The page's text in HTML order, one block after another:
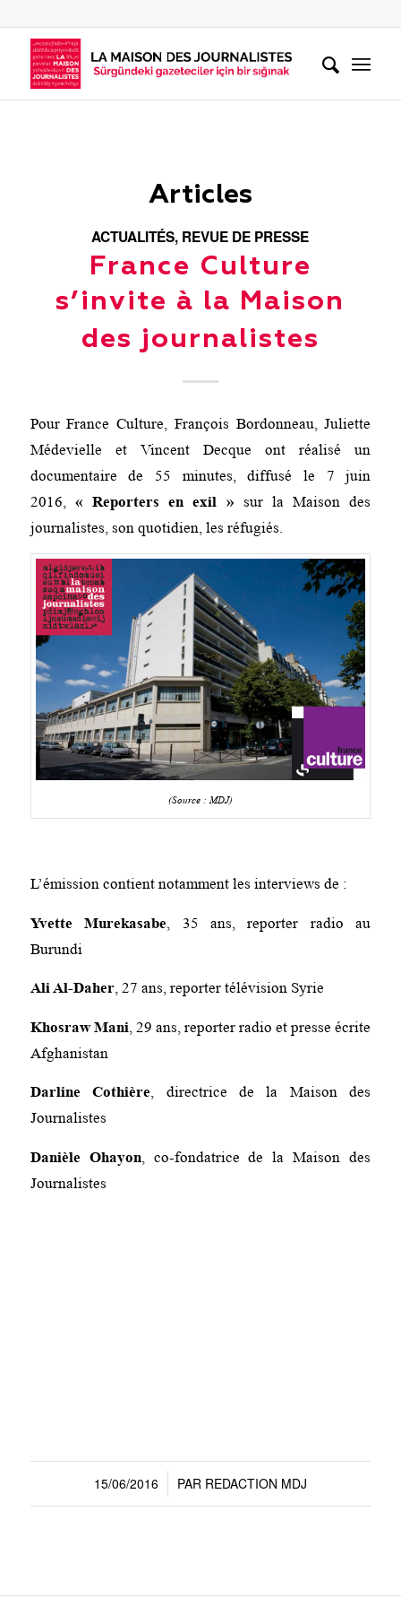
Articles
ACTUALITÉS, REVUE DE PRESSE
France Culture
s’invite à la Maison
des journalistes
Pour France Culture, François Bordonneau, Juliette
Médevielle et Vincent Decque ont réalisé un
documentaire de 55 minutes, diffusé le 7 juin
2016, « Reporters en exil » sur la Maison des
journalistes, son quotidien, les réfugiés.
(Source : MDJ)
L’émission contient notamment les interviews de :
Yvette Murekasabe , 35 ans, reporter radio au
Burundi
Ali Al-Daher, 27 ans, reporter télévision Syrie
Khosraw Mani, 29 ans, reporter radio et presse écrite
Afghanistan
Darline Cothière, directrice de la Maison des
Journalistes
Danièle Ohayon, co-fondatrice de la Maison des
Journalistes
15/06/2016
/ PAR REDACTION MDJ